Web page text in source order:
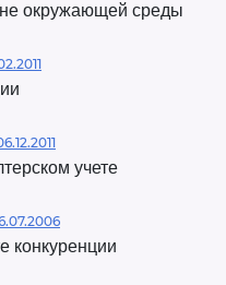
окружающей среды
учете
конкуренции